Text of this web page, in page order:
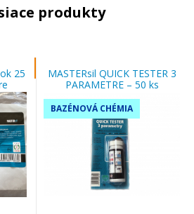
produkty
25
MASTERsil QUICK TESTER 3
PARAMETRE – 50 ks
testovacích prúžkov
BAZÉNOVÁ CHÉMIA